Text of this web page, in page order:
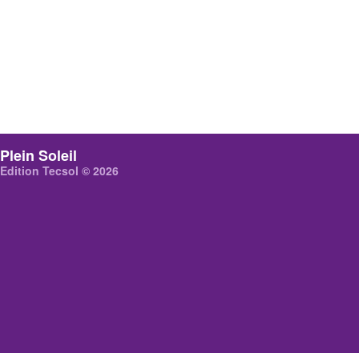
Plein Soleil
Edition Tecsol © 2026